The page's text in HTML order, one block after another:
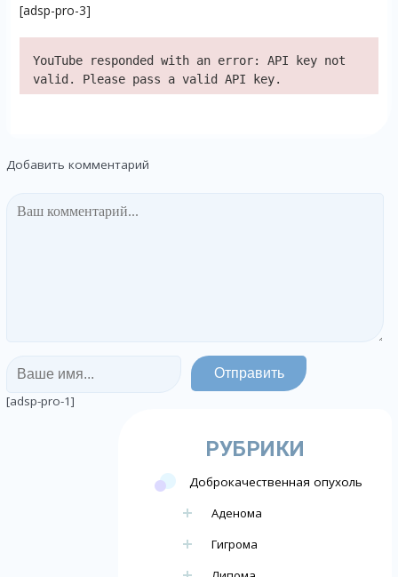
[adsp-pro-3]
YouTube responded with an error: API key not
valid. Please pass a valid API key.
Добавить комментарий
[adsp-pro-1]
РУБРИКИ
Доброкачественная опухоль
Аденома
Гигрома